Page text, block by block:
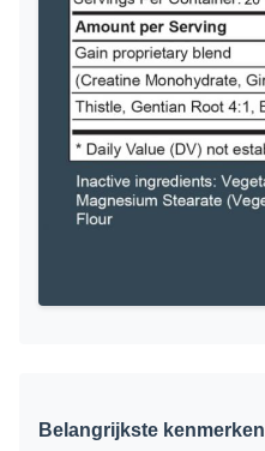
Belangrijkste kenmerken